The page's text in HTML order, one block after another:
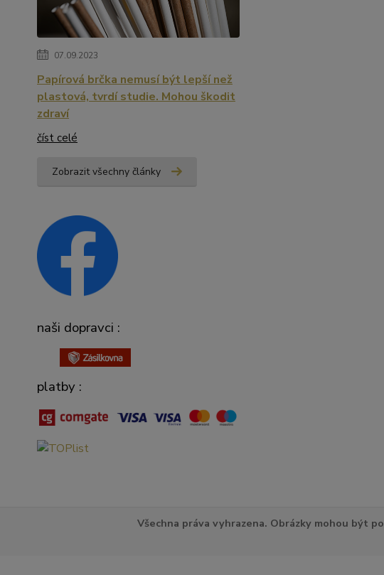
07.09.2023
Papírová brčka nemusí být lepší než
plastová, tvrdí studie. Mohou škodit
zdraví
číst celé
Zobrazit všechny články
naši dopravci :
platby :
Všechna práva vyhrazena. Obrázky mohou být